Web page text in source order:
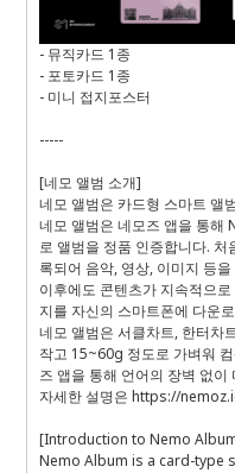
- 뮤직카드 1종
- 포토카드 1종
- 미니 접지포스터
-----
[네모 앨범 소개]
네모 앨범은 카드형 스마트 앨
네모 앨범은 네모즈 앱을 통해
로 앨범을 정품 인증합니다.
록되어 음악, 영상, 이미지 등
이후에도 콘텐츠가 지속적으
지를 자신의 스마트폰에 다운
네모 앨범은 서클차트, 한터차
작고 15~60g 정도로 가벼워
즈 앱을 통해 언어의 장벽 없
자세한 설명은 https://
[Introduction to Nemo
Nemo Album is a card-type